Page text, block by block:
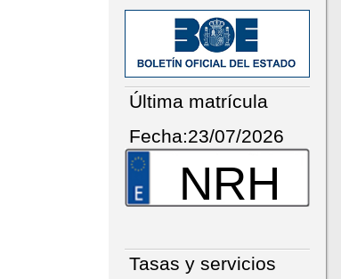
Última matrícula
Fecha:23/07/2026
NRH
Tasas y servicios